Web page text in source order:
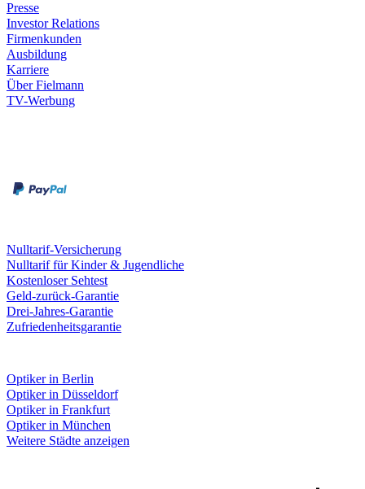
Presse
Investor Relations
Firmenkunden
Ausbildung
Karriere
Über Fielmann
TV-Werbung
Nulltarif-Versicherung
Nulltarif für Kinder & Jugendliche
Kostenloser Sehtest
Geld-zurück-Garantie
Drei-Jahres-Garantie
Zufriedenheitsgarantie
Optiker in Berlin
Optiker in Düsseldorf
Optiker in Frankfurt
Optiker in München
Weitere Städte anzeigen